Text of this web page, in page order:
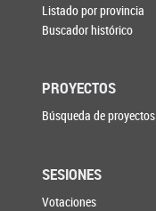
Listado por provincia
Buscador histórico
PROYECTOS
Búsqueda de proyectos
SESIONES
Votaciones